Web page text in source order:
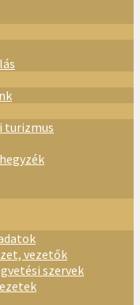
turizmus
vezetők
szervek